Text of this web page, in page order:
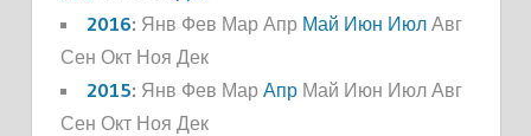
2016: Янв Фев Мар Апр Май Июн Июл Авг
Сен Окт Ноя Дек
2015: Янв Фев Мар Апр Май Июн Июл Авг
Сен Окт Ноя Дек